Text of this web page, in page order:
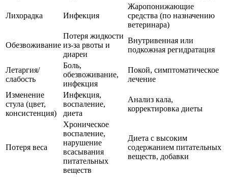
Лихорадка Инфекция
Жаропонижающие
средства (по назначению
ветеринара)
Обезвоживание
Потеря жидкости
из-за рвоты и
диареи
Внутривенная или
подкожная регидратация
Летаргия/
слабость
Боль,
обезвоживание,
инфекция
Покой, симптоматическое
лечение
Изменение
стула (цвет,
консистенция)
Инфекция,
воспаление,
диета
Анализ кала,
корректировка диеты
Потеря веса
Хроническое
воспаление,
нарушение
всасывания
питательных
веществ
Диета с высоким
содержанием питательных
веществ, добавки